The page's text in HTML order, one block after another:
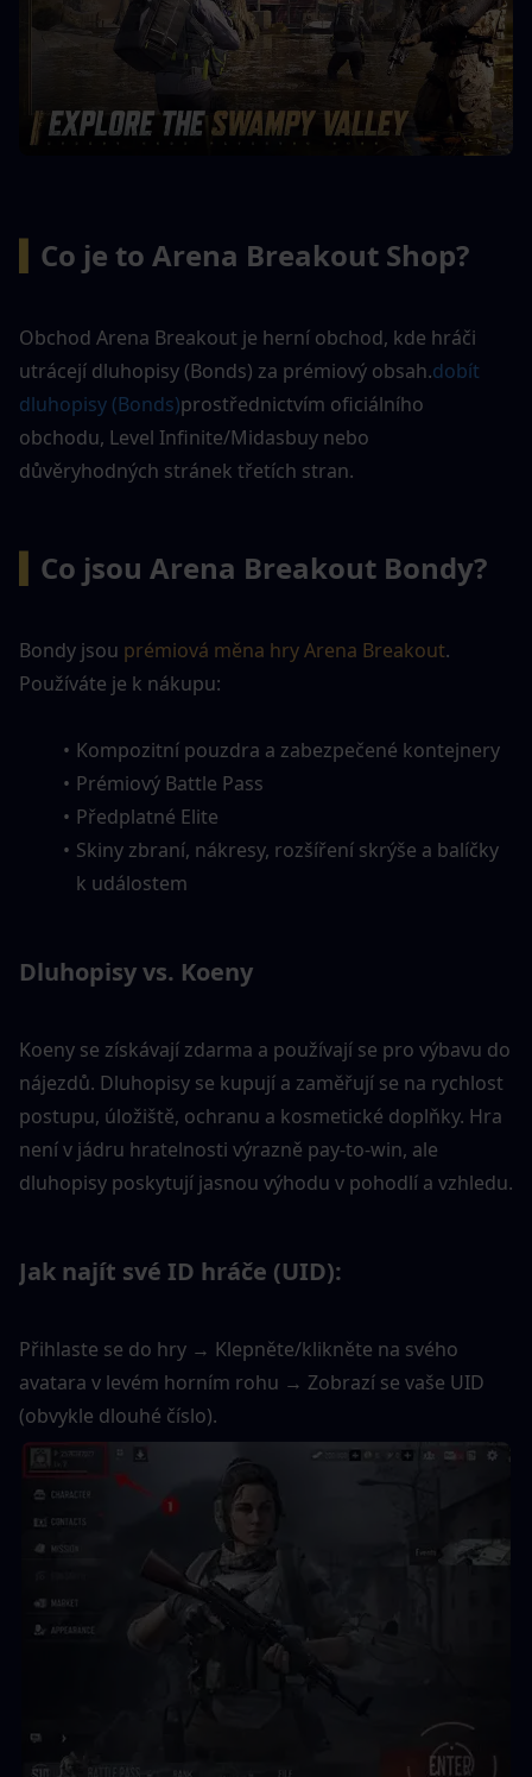
Co je to Arena Breakout Shop?
Obchod Arena Breakout je herní obchod, kde hráči
utrácejí dluhopisy (Bonds) za prémiový obsah.dobít
dluhopisy (Bonds)prostřednictvím oficiálního
obchodu, Level Infinite/Midasbuy nebo
důvěryhodných stránek třetích stran.
Co jsou Arena Breakout Bondy?
Bondy jsou prémiová měna hry Arena Breakout.
Používáte je k nákupu:
Kompozitní pouzdra a zabezpečené kontejnery
Prémiový Battle Pass
Předplatné Elite
Skiny zbraní, nákresy, rozšíření skrýše a balíčky
k událostem
Dluhopisy vs. Koeny
Koeny se získávají zdarma a používají se pro výbavu do
nájezdů. Dluhopisy se kupují a zaměřují se na rychlost
postupu, úložiště, ochranu a kosmetické doplňky. Hra
není v jádru hratelnosti výrazně pay-to-win, ale
dluhopisy poskytují jasnou výhodu v pohodlí a vzhledu.
Jak najít své ID hráče (UID):
Přihlaste se do hry → Klepněte/klikněte na svého
avatara v levém horním rohu → Zobrazí se vaše UID
(obvykle dlouhé číslo).